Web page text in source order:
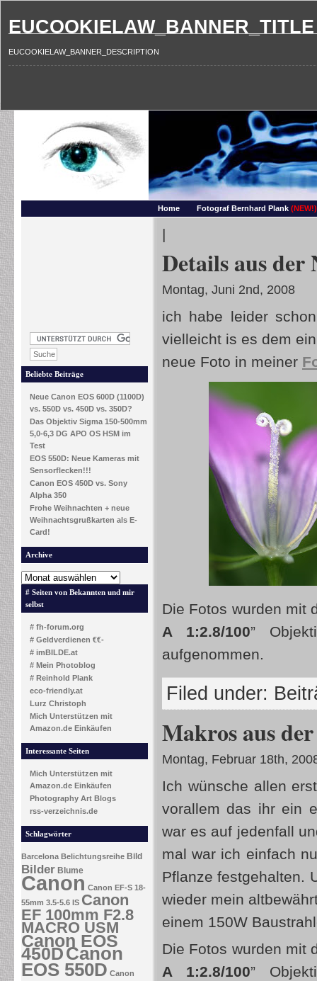
EUCOOKIELAW_BANNER_TITLE
EUCOOKIELAW_BANNER_DESCRIPTION
Home Fotograf Bernhard Plank (NEW!)
Beliebte Beiträge
Neue Canon EOS 600D (1100D)
vs. 550D vs. 450D vs. 350D?
Das Objektiv Sigma 150-500mm
5,0-6,3 DG APO OS HSM im
Test
EOS 550D: Neue Kameras mit
Sensorflecken!!!
Canon EOS 450D vs. Sony
Alpha 350
Frohe Weihnachten + neue
Weihnachtsgrußkarten als E-
Card!
Archive
# Seiten von Bekannten und mir
selbst
# fh-forum.org
# Geldverdienen €€-
# imBILDE.at
# Mein Photoblog
# Reinhold Plank
eco-friendly.at
Lurz Christoph
Mich Unterstützen mit
Amazon.de Einkäufen
Interessante Seiten
Mich Unterstützen mit
Amazon.de Einkäufen
Photography Art Blogs
rss-verzeichnis.de
Schlagwörter
Barcelona Belichtungsreihe Bild
Bilder Blume
Canon Canon EF-S 18-
55mm 3.5-5.6 IS Canon
EF 100mm F2.8
MACRO USM
Canon EOS
450DCanon
EOS 550D Canon
|
Details aus der
Montag, Juni 2nd, 2008
ich habe leider
vielleicht is es dem
neue Foto in meiner
Die Fotos wurden mit
A 1:2.8/100”
aufgenommen.
Filed under:
Makros aus
Montag, Februar 18th,
Ich wünsche allen
vorallem das ihr ein
war es auf jedenfall
mal war ich einfach
Pflanze festgehalten.
wieder mein
einem 150W
Die Fotos wurden mit
A 1:2.8/100”